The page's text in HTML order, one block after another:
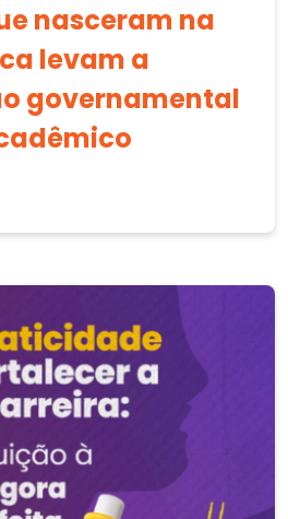
nasceram na
levam a
governamental